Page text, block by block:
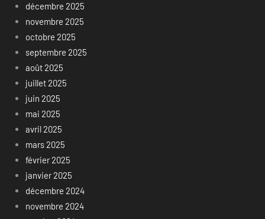
décembre 2025
novembre 2025
octobre 2025
septembre 2025
août 2025
juillet 2025
juin 2025
mai 2025
avril 2025
mars 2025
février 2025
janvier 2025
décembre 2024
novembre 2024